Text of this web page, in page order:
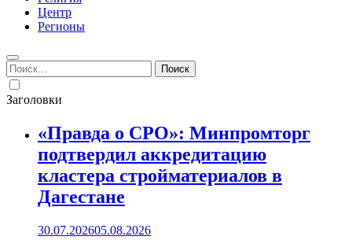
Центр
Регионы
Найти:
Заголовки
«Правда о СРО»: Минпромторг
подтвердил аккредитацию
кластера стройматериалов в
Дагестане
30.07.202605.08.2026